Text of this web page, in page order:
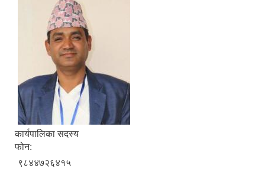
कार्यपालिका सदस्य
फोन:
९८४४७२६४१५